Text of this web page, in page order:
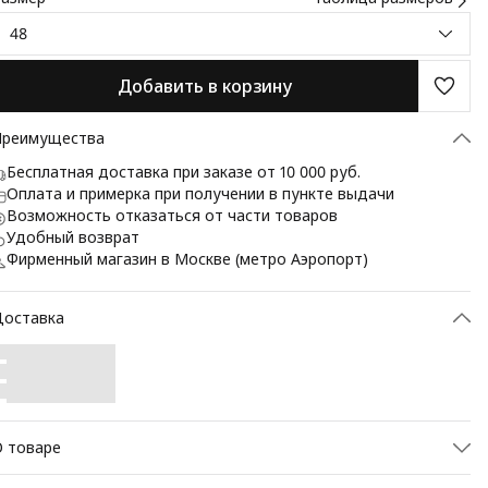
48
Добавить в корзину
Бесплатная доставка при заказе от 10 000 руб.
Оплата и примерка при получении в пункте выдачи
Возможность отказаться от части товаров
Удобный возврат
Фирменный магазин в Москве (метро Аэропорт)
товаре